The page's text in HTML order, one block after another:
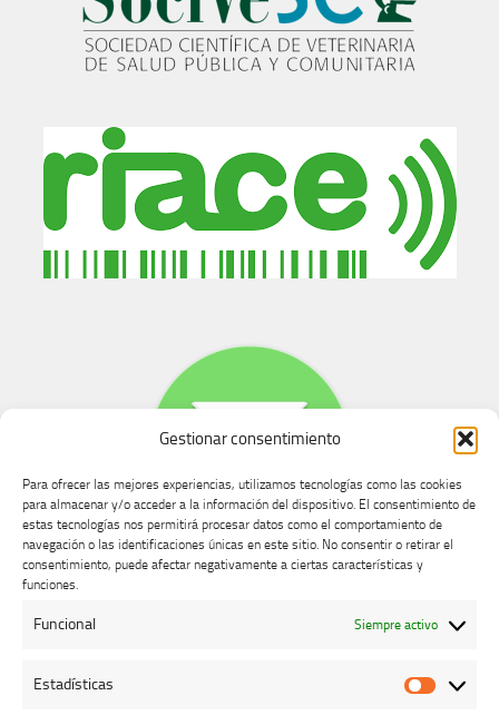
Gestionar consentimiento
Para ofrecer las mejores experiencias, utilizamos tecnologías como las cookies
para almacenar y/o acceder a la información del dispositivo. El consentimiento de
estas tecnologías nos permitirá procesar datos como el comportamiento de
navegación o las identificaciones únicas en este sitio. No consentir o retirar el
consentimiento, puede afectar negativamente a ciertas características y
funciones.
Funcional Siempre activo
Estadísticas
Buzón de dudas, quejas y sugerencias